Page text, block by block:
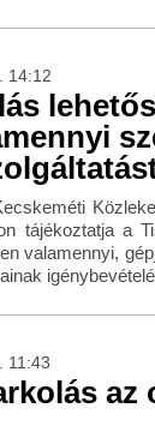
14:12
tájékoztatja a
valamennyi,
11:43
az